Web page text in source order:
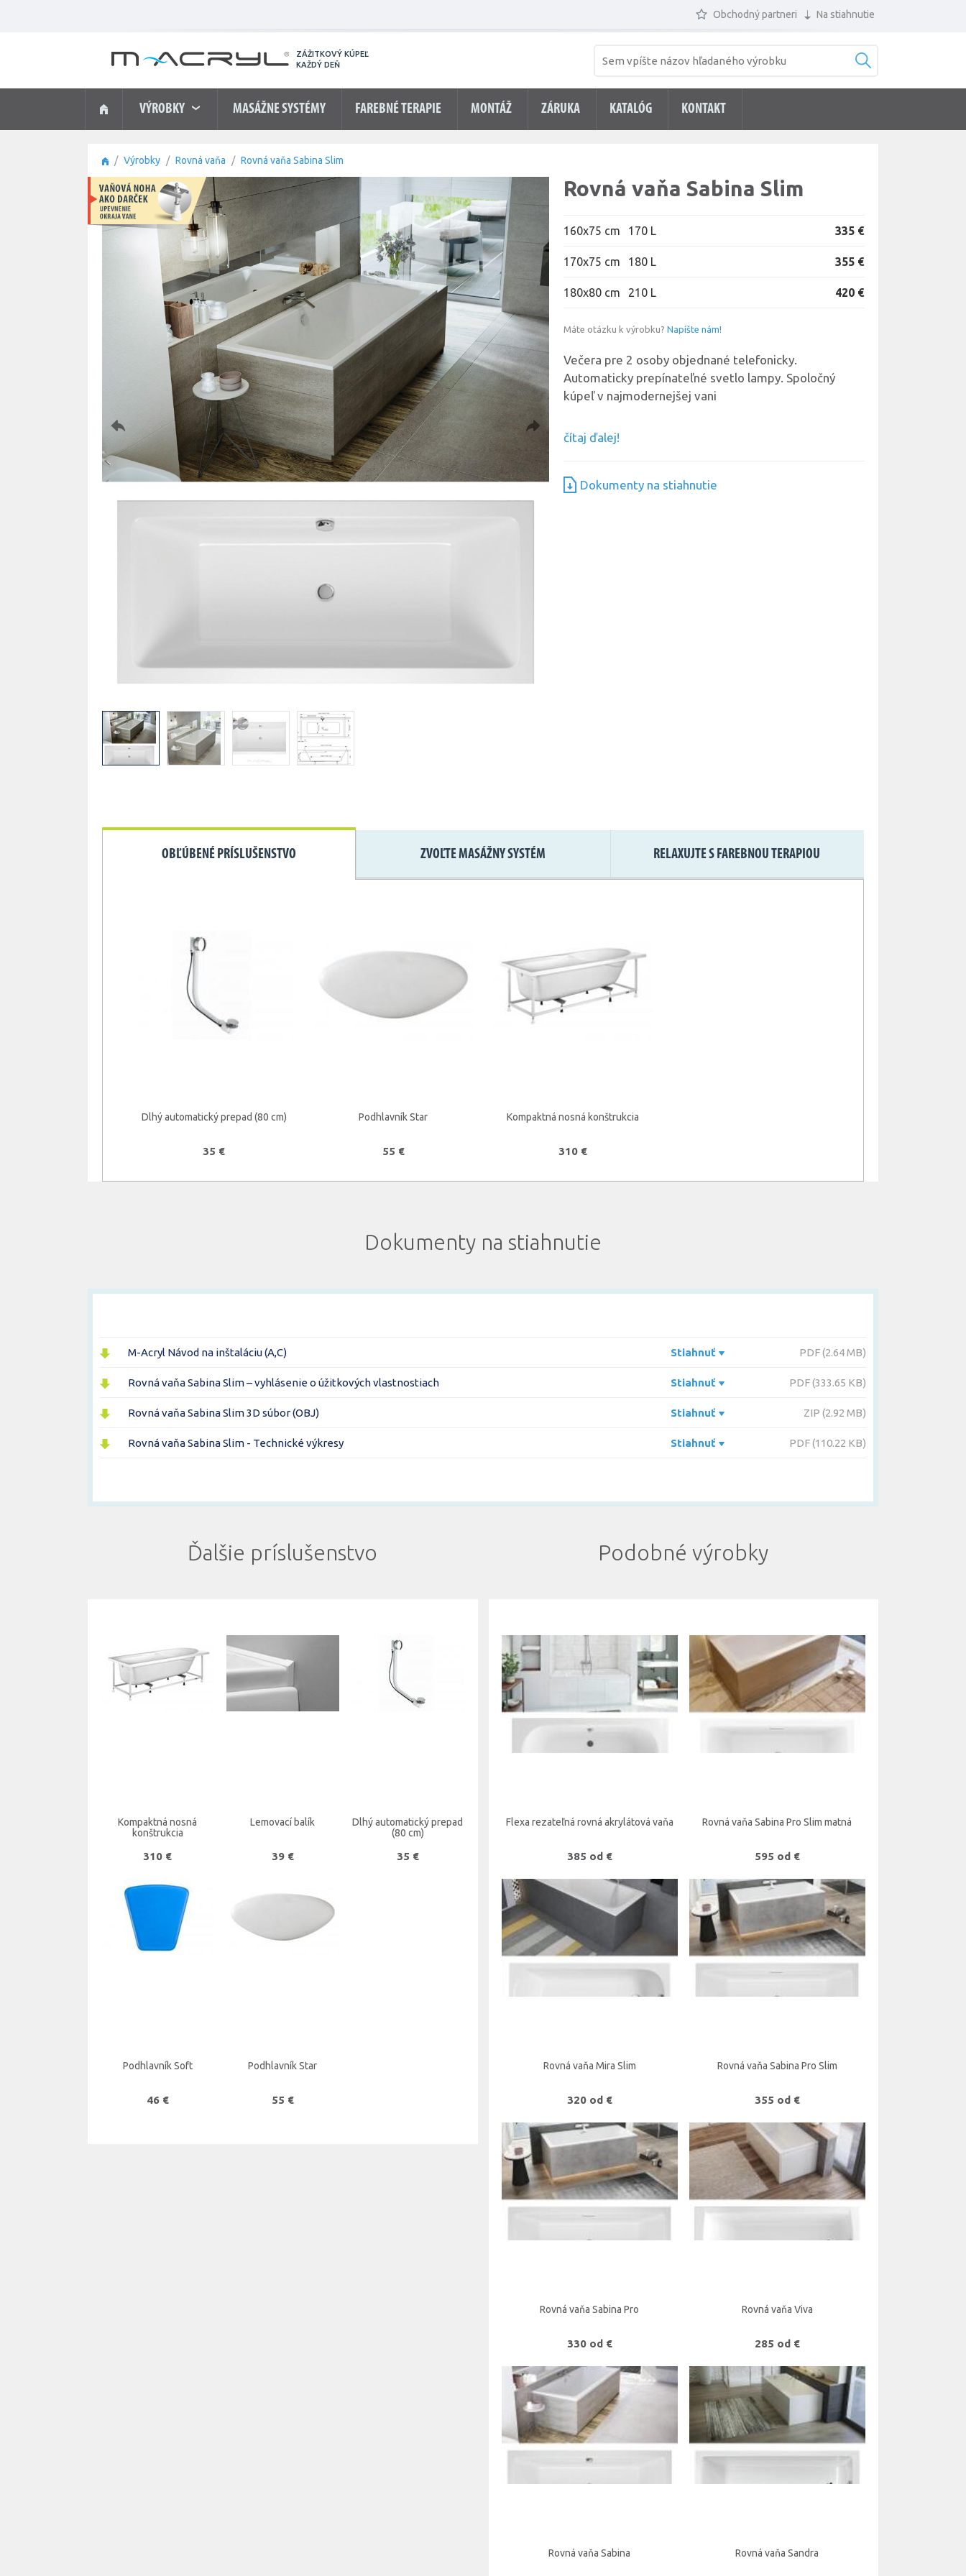
Obchodný partneri Na stiahnutie
ZÁŽITKOVÝ KÚPEĽ
KAŽDÝ DEŇ
VÝROBKY MASÁŽNE SYSTÉMY FAREBNÉ TERAPIE MONTÁŽ ZÁRUKA KATALÓG KONTAKT
Výrobky Rovná vaňa Rovná vaňa Sabina Slim
Rovná vaňa Sabina Slim
160x75 cm 170 L 335 €
170x75 cm 180 L 355 €
180x80 cm 210 L 420 €
Máte otázku k výrobku? Napíšte nám!
Večera pre 2 osoby objednané telefonicky.
Automaticky prepínateľné svetlo lampy. Spoločný
kúpeľ v najmodernejšej vani
čítaj ďalej!
Dokumenty na stiahnutie
OBĽÚBENÉ PRÍSLUŠENSTVO ZVOĽTE MASÁŽNY SYSTÉM RELAXUJTE S FAREBNOU TERAPIOU
Dlhý automatický prepad (80 cm)
35 €
Podhlavník Star
55 €
Kompaktná nosná konštrukcia
310 €
Dokumenty na stiahnutie
M-Acryl Návod na inštaláciu (A,C) Stiahnuť PDF (2.64 MB)
Rovná vaňa Sabina Slim – vyhlásenie o úžitkových vlastnostiach Stiahnuť PDF (333.65 KB)
Rovná vaňa Sabina Slim 3D súbor (OBJ) Stiahnuť ZIP (2.92 MB)
Rovná vaňa Sabina Slim - Technické výkresy Stiahnuť PDF (110.22 KB)
Ďalšie príslušenstvo
Kompaktná nosná
konštrukcia
310 €
Lemovací balík
39 €
Dlhý automatický prepad
(80 cm)
35 €
Podhlavník Soft
46 €
Podhlavník Star
55 €
Podobné výrobky
Flexa rezateľná rovná akrylátová vaňa
385 od €
Rovná vaňa Sabina Pro Slim matná
595 od €
Rovná vaňa Mira Slim
320 od €
Rovná vaňa Sabina Pro Slim
355 od €
Rovná vaňa Sabina Pro
330 od €
Rovná vaňa Viva
285 od €
Rovná vaňa Sabina Rovná vaňa Sandra